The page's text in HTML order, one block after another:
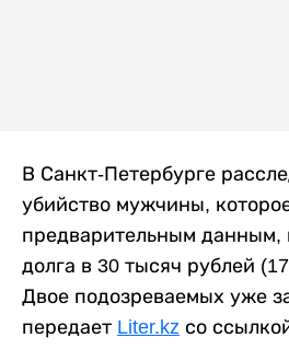
В Санкт-Петербурге
убийство мужчины,
предварительным данным,
долга в 30 тысяч рублей
Двое подозреваемых уже
передает Liter.kz со